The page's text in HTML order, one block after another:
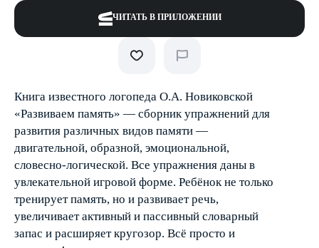
ЧИТАТЬ В ПРИЛОЖЕНИИ
Книга известного логопеда О.А. Новиковской
«Развиваем память» — сборник упражнений для
развития различных видов памяти —
двигательной, образной, эмоциональной,
словесно-логической. Все упражнения даны в
увлекательной игровой форме. Ребёнок не только
тренирует память, но и развивает речь,
увеличивает активный и пассивный словарный
запас и расширяет кругозор. Всё просто и